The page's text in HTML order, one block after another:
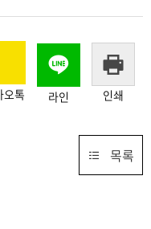
오톡 라인 인쇄
목록